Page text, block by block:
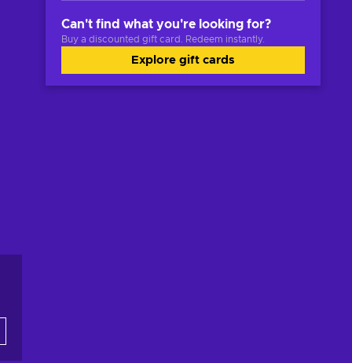
Can't find what you're looking for?
Buy a discounted gift card. Redeem instantly.
Explore gift cards